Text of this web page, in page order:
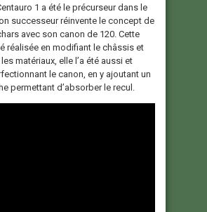
1 a été le précurseur dans le
successeur réinvente le concept de
avec son canon de 120. Cette
réalisée en modifiant le châssis et
matériaux, elle l’a été aussi et
le canon, en y ajoutant un
permettant d’absorber le recul.